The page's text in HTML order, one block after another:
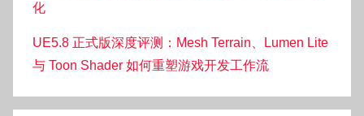
化
UE5.8 正式版深度评测：Mesh Terrain、Lumen Lite
与 Toon Shader 如何重塑游戏开发工作流